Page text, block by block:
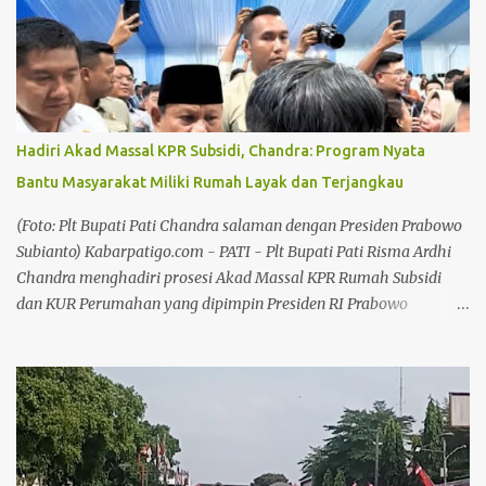
Pati Risma Ardhi Chandra dengan Direktur Programming MNC
TV Hary Hermawan bersama timnya. Baca juga: Dengan Slogan
"Pasti Bisa", Golkar Cluwak Siap Kembalikan Suara Golkar Lebih
Meningkat Baca juga: Tembus Pasar Nasional dan Internasional,
Potensi Pati Harus Dikemas Secara Kreatif Adapun kegiatan yang
dibahas dalam audiensi itu, dijadwalkan bakal berlangsung pada
28–29 Agustus 2026 di Alun-alun Kabupaten Pati, dengan
menghadirkan pawai artis dan panggung hiburan untuk
masyarakat. Plt Bupati Pati Risma Ardhi Chandra mengatakan
pemerintah daerah telah melakukan koordinasi dengan tim M...
Hadiri Akad Massal KPR Subsidi, Chandra: Program Nyata
Bantu Masyarakat Miliki Rumah Layak dan Terjangkau
(Foto: Plt Bupati Pati Chandra salaman dengan Presiden Prabowo
Subianto) Kabarpatigo.com - PATI - Plt Bupati Pati Risma Ardhi
Chandra menghadiri prosesi Akad Massal KPR Rumah Subsidi
dan KUR Perumahan yang dipimpin Presiden RI Prabowo
dari percepatan Program Tiga Juta Rumah bagi Masyarakat
Berpenghasilan Rendah (MBR) dengan total nilai pembiayaan
mencapai Rp880 miliar. Baca juga: Memasuki Kemarau Panjang,
Pemkab Pati Siapkan Strategi Atasi Kekeringan Baca juga: